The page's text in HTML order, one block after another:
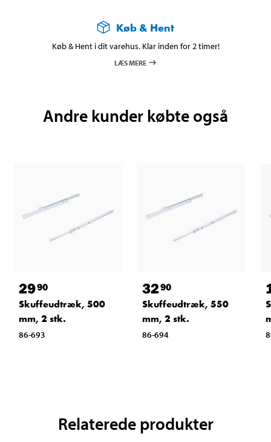
Køb & Hent
Køb & Hent i dit varehus. Klar inden for 2 timer!
LÆS MERE
Andre kunder købte også
2990
Skuffeudtræk, 500
mm, 2 stk.
86-693
3290
Skuffeudtræk, 550
mm, 2 stk.
86-694
Relaterede produkter